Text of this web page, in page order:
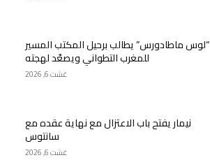
“لوس ماطادورس” يطالب برحيل المكتب المسير
للمغرب التطواني ويصعّد لهجته
غشت 6, 2026
نيمار يفتح باب الاعتزال مع نهاية عقده مع
سانتوس
غشت 6, 2026